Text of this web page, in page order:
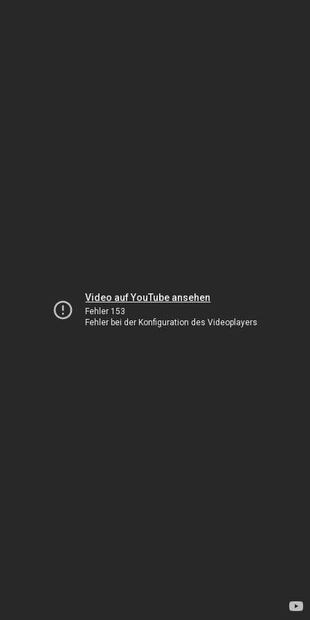
Video auf YouTube ansehen
Fehler 153
Fehler bei der Konfiguration des Videoplayers